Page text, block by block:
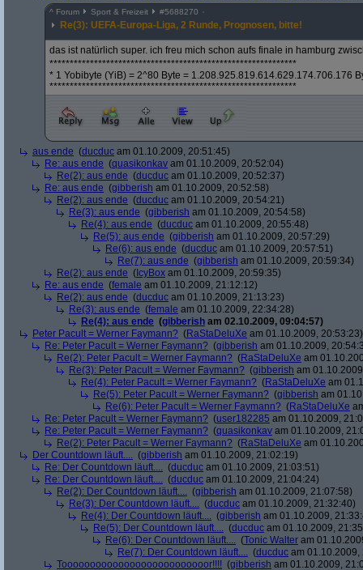
^ Forum Sport & Freizeit #5688270
Re(3): UEFA-Europa-Liga, 2 Runde, Prognosen, bitte!
das ist natürlich super. ich freu mich schon aufs finale in hamburg
*************************************************************
* 1 Yobibyte (YiB) = 2^80 Byte = 1.208.925.819.614.629.174.706.176
*************************************************************
aus ende (ducduc am 01.10.2009, 20:51:45)
Re: aus ende (quasikonkav am 01.10.2009, 20:52:04)
Re(2): aus ende (ducduc am 01.10.2009, 20:52:37)
Re: aus ende (gibberish am 01.10.2009, 20:52:58)
Re(2): aus ende (ducduc am 01.10.2009, 20:54:21)
Re(3): aus ende (gibberish am 01.10.2009, 20:54:58)
Re(4): aus ende (ducduc am 01.10.2009, 20:55:48)
Re(5): aus ende (gibberish am 01.10.2009, 20:57:29)
Re(6): aus ende (ducduc am 01.10.2009, 20:57:51)
Re(7): aus ende (gibberish am 01.10.2009, 20:59:34)
Re(2): aus ende ( IcyBox am 01.10.2009, 20:59:35)
Re: aus ende (female am 01.10.2009, 21:12:12)
Re(2): aus ende (ducduc am 01.10.2009, 21:13:23)
Re(3): aus ende (female am 01.10.2009, 22:34:28)
Re(4): aus ende (gibberish am 02.10.2009, 09:04:57)
Peter Pacult = Werner Faymann? (RaStaDeluXe am 01.10.2009, 20:53:23)
Re: Peter Pacult = Werner Faymann? (gibberish am 01.10.2009,
Re(2): Peter Pacult = Werner Faymann? (RaStaDeluXe am
Re(3): Peter Pacult = Werner Faymann? (gibberish am
Re(4): Peter Pacult = Werner Faymann? (RaStaDeluXe am
Re(5): Peter Pacult = Werner Faymann? (gibberish am
Re(6): Peter Pacult = Werner Faymann? (RaStaDeluXe
Re: Peter Pacult = Werner Faymann? (user182285 am 01.10.2009,
Re: Peter Pacult = Werner Faymann? (quasikonkav am 01.10.2009,
Re(2): Peter Pacult = Werner Faymann? (RaStaDeluXe am
Der Countdown läuft.... (gibberish am 01.10.2009, 21:02:19)
Re: Der Countdown läuft.... (ducduc am 01.10.2009, 21:03:51)
Re: Der Countdown läuft.... (ducduc am 01.10.2009, 21:04:24)
Re(2): Der Countdown läuft.... (gibberish am 01.10.2009, 21:07:58)
Re(3): Der Countdown läuft.... (ducduc am 01.10.2009, 21:32:40)
Re(4): Der Countdown läuft.... (gibberish am 01.10.2009,
Re(5): Der Countdown läuft.... (ducduc am 01.10.2009,
Re(6): Der Countdown läuft.... (Tonic Walter am
Re(7): Der Countdown läuft.... (ducduc am 01.10.2009,
Toooooooooooooooooooooooooor!!!! (gibberish am 01.10.2009,